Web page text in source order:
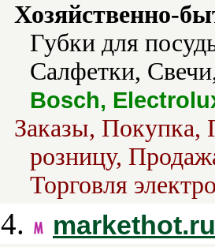
Хозяйственно-
Губки для
Салфетки,
Bosch,
Заказы, Покупка,
розницу,
Торговля
4. markethot.ru